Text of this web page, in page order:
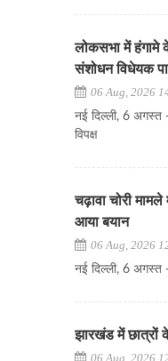
लोकसभा में हंगामे
संशोधन विधेयक
06 Aug, 2026
नई दिल्ली, 6 अगस्त
विपक्ष
चढ़ावा चोरी
आया बयान
06 Aug, 2026
नई दिल्ली, 6 अगस्त
झारखंड में छात्रों
06 Aug, 2026